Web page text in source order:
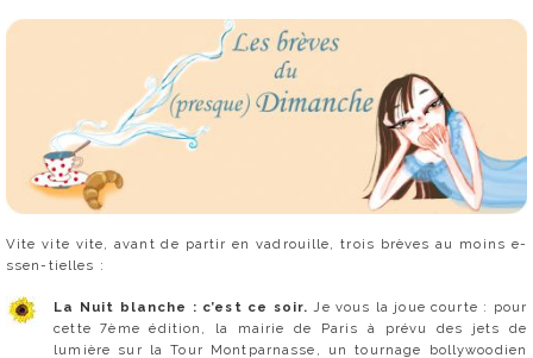
Vite vite vite, avant de partir en vadrouille, trois brèves au moins e-
ssen-tielles :
La Nuit blanche : c’est ce soir. Je vous la joue courte : pour
cette 7ème édition, la mairie de Paris à prévu des jets de
lumière sur la Tour Montparnasse, un tournage bollywoodien